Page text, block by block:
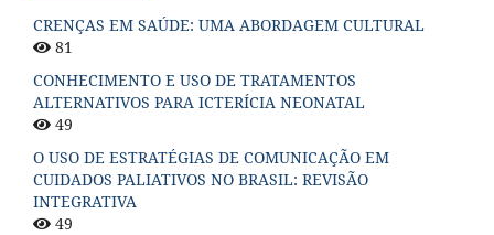
CRENÇAS EM SAÚDE: UMA ABORDAGEM CULTURAL
81
CONHECIMENTO E USO DE TRATAMENTOS
ALTERNATIVOS PARA ICTERÍCIA NEONATAL
49
O USO DE ESTRATÉGIAS DE COMUNICAÇÃO EM
CUIDADOS PALIATIVOS NO BRASIL: REVISÃO
INTEGRATIVA
49